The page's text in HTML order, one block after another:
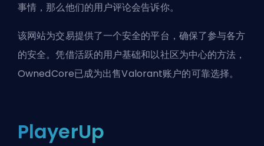
事情，那么他们的用户评论会告诉你。
该网站为交易提供了一个安全的平台，确保了参与各方
的安全。凭借活跃的用户基础和以社区为中心的方法，
OwnedCore已成为出售Valorant账户的可靠选择。
PlayerUp